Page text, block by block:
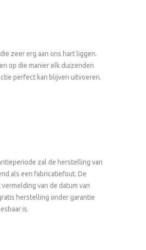
zeer erg aan ons hart liggen.
op die manier elk duizenden
perfect kan blijven uitvoeren.
zal de herstelling van
als een fabricatiefout. De
van de datum van
herstelling onder garantie
is.